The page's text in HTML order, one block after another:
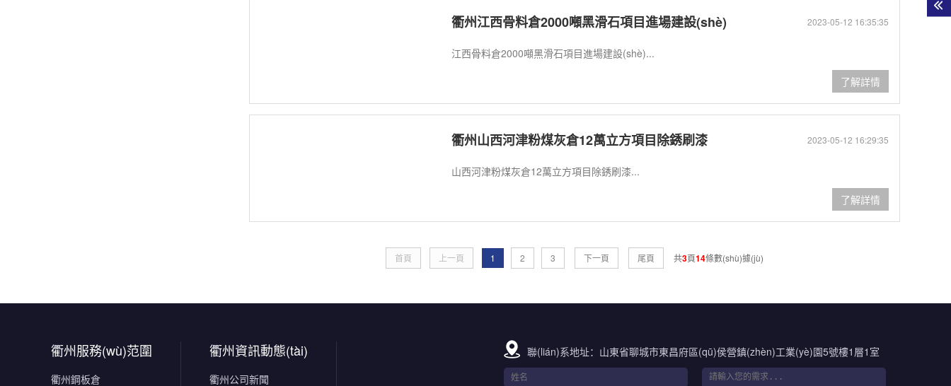
2023-05-12 16:35:35
衢州江西骨料倉2000噸黑滑石項目進場建設(shè)
江西骨料倉2000噸黑滑石項目進場建設(shè)...
了解詳情
2023-05-12 16:29:35
衢州山西河津粉煤灰倉12萬立方項目除銹刷漆
山西河津粉煤灰倉12萬立方項目除銹刷漆...
了解詳情
首頁 上一頁 1 2 3 下一頁 尾頁 共3頁14條數(shù)據(jù)
衢州服務(wù)范圍
衢州鋼板倉
衢州資訊動態(tài)
衢州公司新聞
聯(lián)系地址：山東省聊城市東昌府區(qū)侯營鎮(zhèn)工業(yè)園5號樓1層1室